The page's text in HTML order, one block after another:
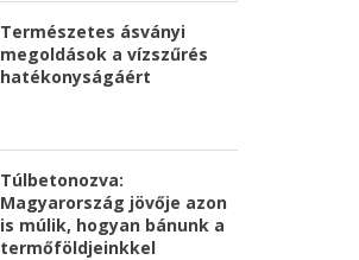
Természetes ásványi
megoldások a vízszűrés
hatékonyságáért
Túlbetonozva:
Magyarország jövője azon
is múlik, hogyan bánunk a
termőföldjeinkkel